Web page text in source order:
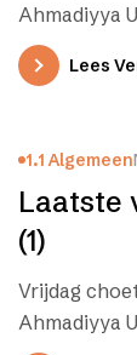
Ahmadiyya
gelooft in
Lees
1.1 Algemeen
Laatste
(1)
Vrijdag
Ahmadiyya